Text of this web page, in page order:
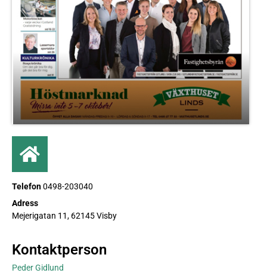
Telefon0498-203040
Adress
Mejerigatan 11, 62145 Visby
Kontaktperson
Peder Gidlund